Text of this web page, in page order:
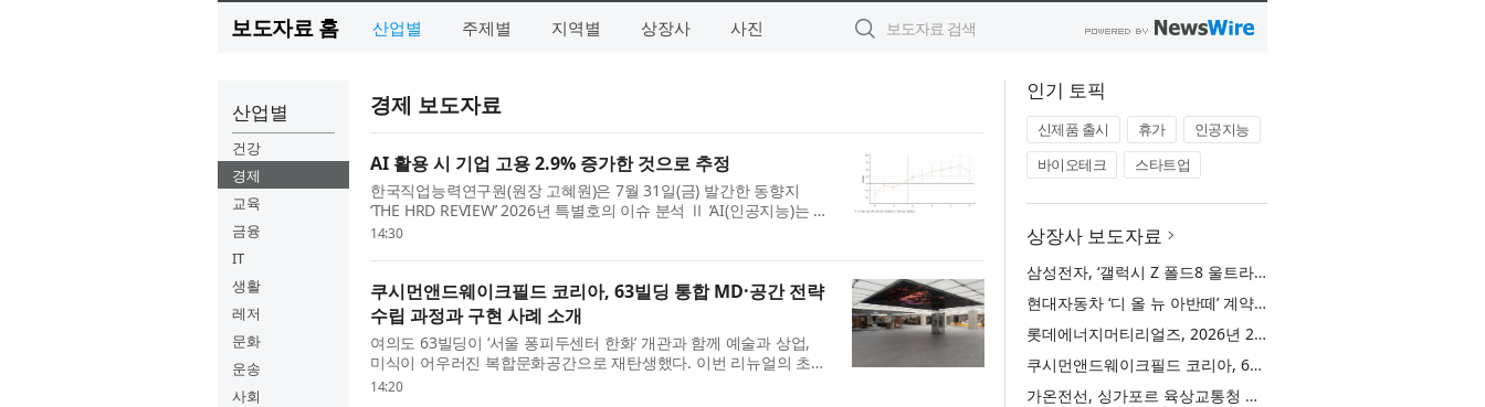
보도자료 홈 산업별 주제별 지역별 상장사 사진
산업별
건강
경제
교육
금융
IT
생활
레저
문화
운송
사회
경제 보도자료
AI 활용 시 기업 고용 2.9% 증가한 것으로 추정
한국직업능력연구원(원장 고혜원)은 7월 31일(금) 발간한 동향지
‘THE HRD REVIEW’ 2026년 특별호의 이슈 분석 Ⅱ ‘AI(인공지능)는 일
자리를 줄이는가 - ‘기업활동조사’ 패널로 본 AI 활용의 고용 효과’를
14:30
쿠시먼앤드웨이크필드 코리아, 63빌딩 통합 MD·공간 전략
수립 과정과 구현 사례 소개
여의도 63빌딩이 ‘서울 퐁피두센터 한화’ 개관과 함께 예술과 상업,
미식이 어우러진 복합문화공간으로 재탄생했다. 이번 리뉴얼의 초기
상품기획(MD) 및 공간 전략을 수립한 쿠시먼앤드웨이크필드 코리아
14:20
인기 토픽
신제품 출시 휴가
인공지능
바이오테크
스타트업
상장사 보도자료
삼성전자, ‘갤럭시 Z 폴드8 울트라·폴드8·플립8’과 ‘갤럭시 워치 울트라2·워치9’ 국내 공식 출시
현대자동차 ‘디 올 뉴 아반떼’ 계약 첫날 1만 대 돌파
롯데에너지머티리얼즈, 2026년 2분기 실적 발표… 전분기 대비 매출 증대
쿠시먼앤드웨이크필드 코리아, 63빌딩 통합 MD·공간 전략 수립 과정과 구현 사례 소개
가온전선, 싱가포르 육상교통청 전력 케이블 첫 공급 계약